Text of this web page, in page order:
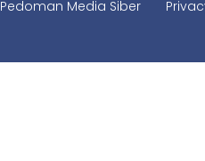
Pedoman Media Siber